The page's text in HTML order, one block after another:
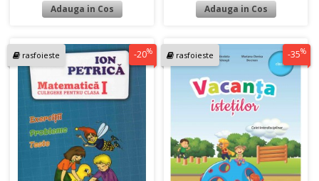
rasfoieste -20% rasfoieste -35%